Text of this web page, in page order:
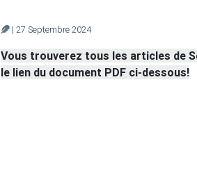
| 27 Septembre 2024
Vous trouverez tous les articles de
le lien du document PDF ci-dessous!